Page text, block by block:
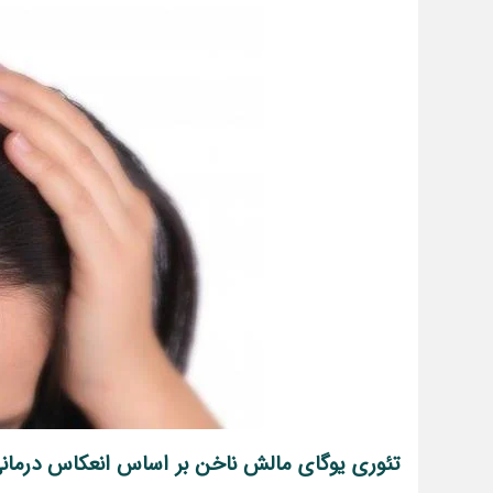
تئوری یوگای مالش ناخن بر اساس انعکاس